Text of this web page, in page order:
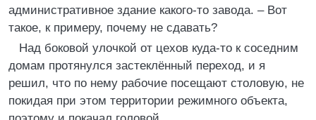
административное здание какого-то завода. – Вот
такое, к примеру, почему не сдавать?
Над боковой улочкой от цехов куда-то к соседним
домам протянулся застеклённый переход, и я
решил, что по нему рабочие посещают столовую, не
покидая при этом территории режимного объекта,